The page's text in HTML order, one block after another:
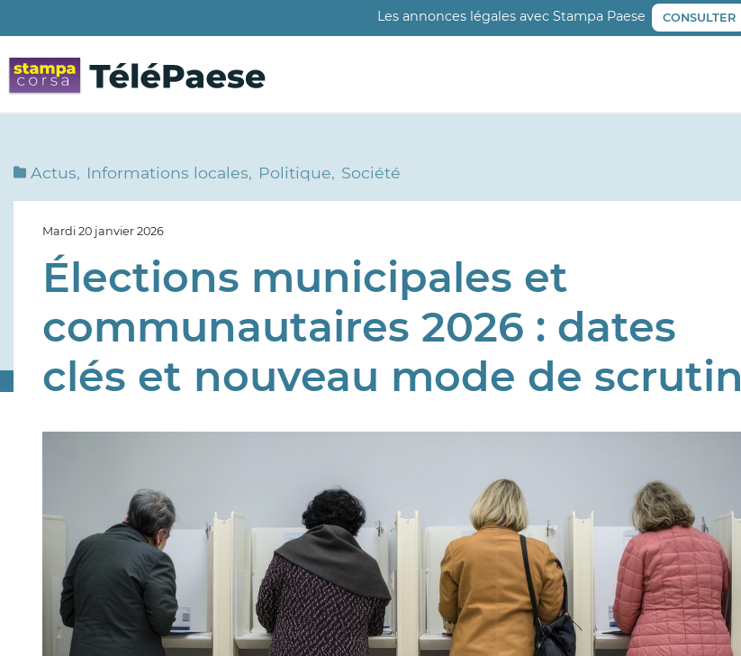
au
contenu
principal
Les annonces légales avec Stampa Paese CONSULTER
Actus Informations locales Politique Société
Mardi 20 janvier 2026
Élections municipales et
communautaires 2026 : dates
clés et nouveau mode de scrutin